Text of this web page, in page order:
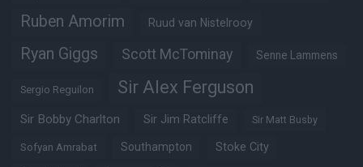
Ruben Amorim Ruud van Nistelrooy
Ryan Giggs Scott McTominay Senne Lammens
Sergio Reguilon Sir Alex Ferguson
Sir Bobby Charlton Sir Jim Ratcliffe Sir Matt Busby
Sofyan Amrabat Southampton Stoke City